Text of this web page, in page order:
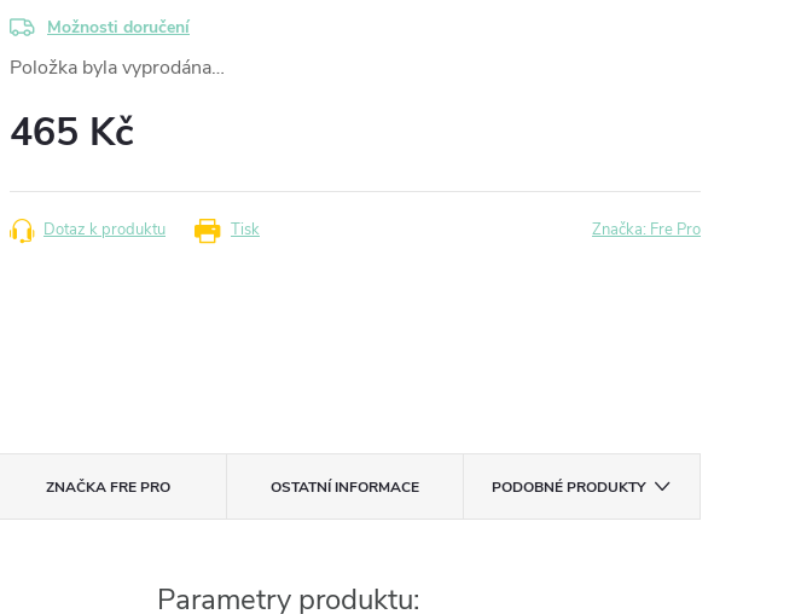
Možnosti doručení
Položka byla vyprodána…
465 Kč
cena:
Tisk
Dotaz k produktu Značka: Fre Pro
ZNAČKAFRE PRO OSTATNÍ INFORMACE PODOBNÉ PRODUKTY
Parametry produktu: